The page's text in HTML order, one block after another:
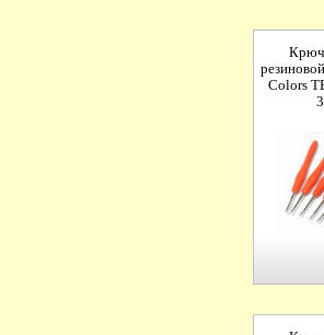
Colors